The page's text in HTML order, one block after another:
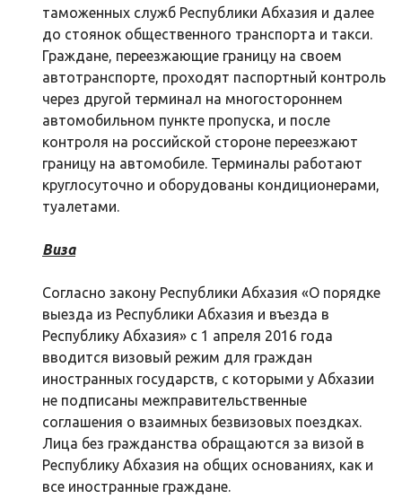
таможенных служб Республики Абхазия и далее
до стоянок общественного транспорта и такси.
Граждане, переезжающие границу на своем
автотранспорте, проходят паспортный контроль
через другой терминал на многостороннем
автомобильном пункте пропуска, и после
контроля на российской стороне переезжают
границу на автомобиле. Терминалы работают
круглосуточно и оборудованы кондиционерами,
туалетами.
Виза
Согласно закону Республики Абхазия «О порядке
выезда из Республики Абхазия и въезда в
Республику Абхазия» с 1 апреля 2016 года
вводится визовый режим для граждан
иностранных государств, с которыми у Абхазии
не подписаны межправительственные
соглашения о взаимных безвизовых поездках.
Лица без гражданства обращаются за визой в
Республику Абхазия на общих основаниях, как и
все иностранные граждане.